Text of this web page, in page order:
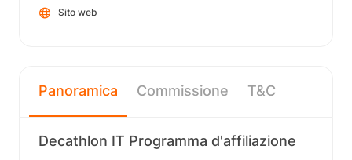
Sito web
Panoramica Commissione T&C
Decathlon IT Programma d'affiliazione